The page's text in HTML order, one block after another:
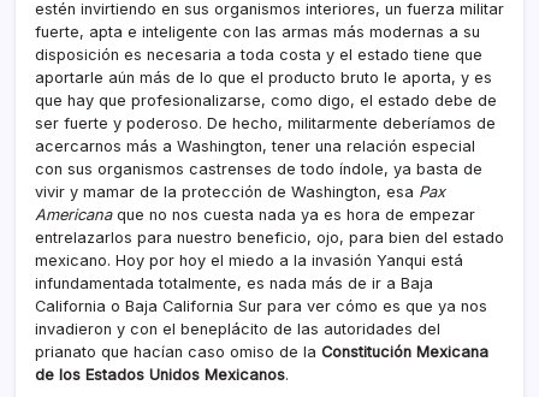
estén invirtiendo en sus organismos interiores, un fuerza militar
fuerte, apta e inteligente con las armas más modernas a su
disposición es necesaria a toda costa y el estado tiene que
aportarle aún más de lo que el producto bruto le aporta, y es
que hay que profesionalizarse, como digo, el estado debe de
ser fuerte y poderoso. De hecho, militarmente deberí­amos de
acercarnos más a Washington, tener una relación especial
con sus organismos castrenses de todo í­ndole, ya basta de
vivir y mamar de la protección de Washington, esa Pax
Americanaque no nos cuesta nada ya es hora de empezar
entrelazarlos para nuestro beneficio, ojo, para bien del estado
mexicano. Hoy por hoy el miedo a la invasión Yanqui está
infundamentada totalmente, es nada más de ir a Baja
California o Baja California Sur para ver cómo es que ya nos
invadieron y con el beneplácito de las autoridades del
prianato que hací­an caso omiso de la Constitución Mexicana
de los Estados Unidos Mexicanos.